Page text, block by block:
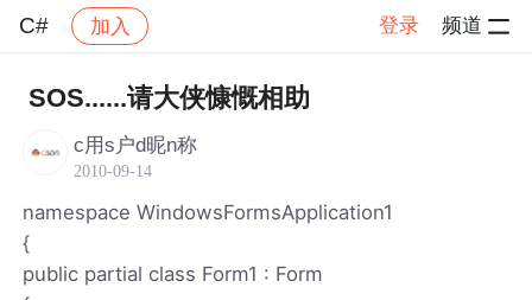
C# 加入 登录 频道
社区 帖子详情
SOS......请大侠慷慨相助
c用s户d昵n称
2010-09-14
namespace WindowsFormsApplication1
{
public partial class Form1 : Form